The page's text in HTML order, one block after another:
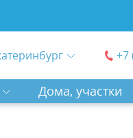
+7
Дома, участки